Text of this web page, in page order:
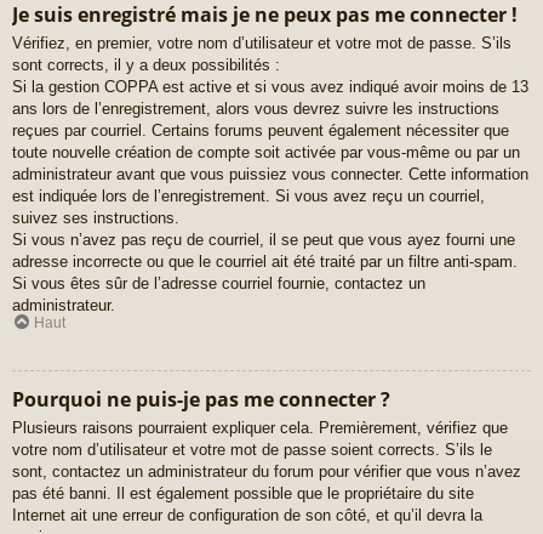
Je suis enregistré mais je ne peux pas me connecter !
Vérifiez, en premier, votre nom d’utilisateur et votre mot de passe. S’ils
sont corrects, il y a deux possibilités :
Si la gestion COPPA est active et si vous avez indiqué avoir moins de 13
ans lors de l’enregistrement, alors vous devrez suivre les instructions
reçues par courriel. Certains forums peuvent également nécessiter que
toute nouvelle création de compte soit activée par vous-même ou par un
administrateur avant que vous puissiez vous connecter. Cette information
est indiquée lors de l’enregistrement. Si vous avez reçu un courriel,
suivez ses instructions.
Si vous n’avez pas reçu de courriel, il se peut que vous ayez fourni une
adresse incorrecte ou que le courriel ait été traité par un filtre anti-spam.
Si vous êtes sûr de l’adresse courriel fournie, contactez un
administrateur.
Haut
Pourquoi ne puis-je pas me connecter ?
Plusieurs raisons pourraient expliquer cela. Premièrement, vérifiez que
votre nom d’utilisateur et votre mot de passe soient corrects. S’ils le
sont, contactez un administrateur du forum pour vérifier que vous n’avez
pas été banni. Il est également possible que le propriétaire du site
Internet ait une erreur de configuration de son côté, et qu’il devra la